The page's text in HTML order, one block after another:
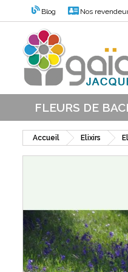
Blog Nos
FLEURS DE
Accueil Elixirs